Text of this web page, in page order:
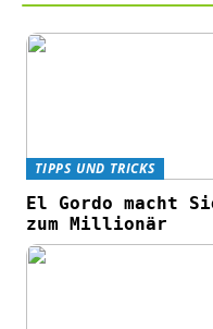
TIPPS UND TRICKS
El Gordo macht
zum Millionär